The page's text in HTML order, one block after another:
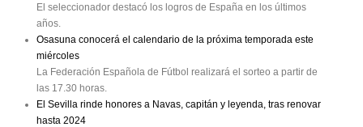
El seleccionador destacó los logros de España en los últimos
años.
Osasuna conocerá el calendario de la próxima temporada este
miércoles
La Federación Española de Fútbol realizará el sorteo a partir de
las 17.30 horas.
El Sevilla rinde honores a Navas, capitán y leyenda, tras renovar
hasta 2024